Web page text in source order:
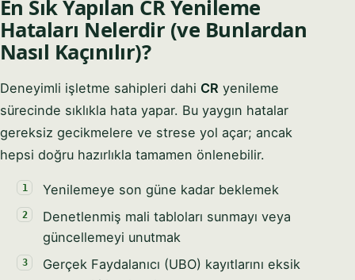
En Sık Yapılan CR Yenileme
Hataları Nelerdir (ve Bunlardan
Nasıl Kaçınılır)?
Deneyimli işletme sahipleri dahi CR yenileme
sürecinde sıklıkla hata yapar. Bu yaygın hatalar
gereksiz gecikmelere ve strese yol açar; ancak
hepsi doğru hazırlıkla tamamen önlenebilir.
Yenilemeye son güne kadar beklemek
Denetlenmiş mali tabloları sunmayı veya
güncellemeyi unutmak
Gerçek Faydalanıcı (UBO) kayıtlarını eksik